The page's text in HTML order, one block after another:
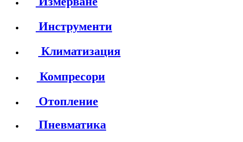
Инструменти
Климатизация
Компресори
Отопление
Пневматика